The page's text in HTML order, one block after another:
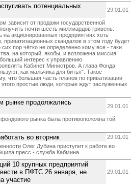
потенциальных
29.01.01
зависит от продажи государственной
почти шесть миллиардов гривень.
акционированных предприятиях хоть
скандалов в этом году будет
пор чётко не определенно кому все - таки
на который, якобы, и возложена миссия
интерес к управлению
Кабинет Министров. А глава Фонда
как мальчика для битья". Такое
что большая часть планов по приватизации
простые люди, которые ждут заслуженных
рынке продолжались
29.01.01
рынка была противоположна той,
во вторник
29.01.01
Олег Дубина приступит к работе во
пресс - служба Кабмина.
10 крупных предприятий
в ПФТС 26 января, не
участие
29.01.01